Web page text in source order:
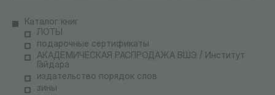
Каталог книг
ЛОТЫ
подарочные сертификаты
АКАДЕМИЧЕСКАЯ РАСПРОДАЖА ВШЭ / Институт
Гайдара
издательство порядок слов
зины